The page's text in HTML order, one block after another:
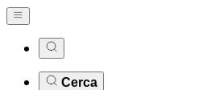
Cerca